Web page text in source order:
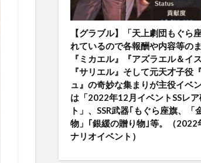
【グラブル】「天上劇団もぐら
れているので各報酬や内容等の
『ミカエル』『アズラエル＆イ
『サリエル』そして元天才子役
ュ』の奇妙な集まりが主役イベ
は「2022年12月イベントSSレ
ト」、SSR武器｢もぐら座旗、「
物」｢銀緩の贈り物｣等。（2022
ナリオイベント）